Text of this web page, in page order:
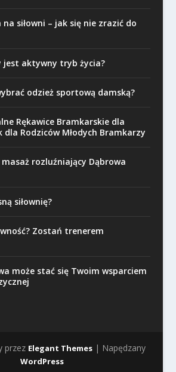
siłowni – jak się nie zrazić do
jest aktywny tryb życia?
odzież sportową damską?
Rękawice Bramkarskie dla
dla Rodziców Młodych Bramkarzy
rozluźniający Dąbrowa
siłownię?
Zostań trenerem
może stać się Twoim wsparciem
przez Elegant Themes| Napędzany
WordPress